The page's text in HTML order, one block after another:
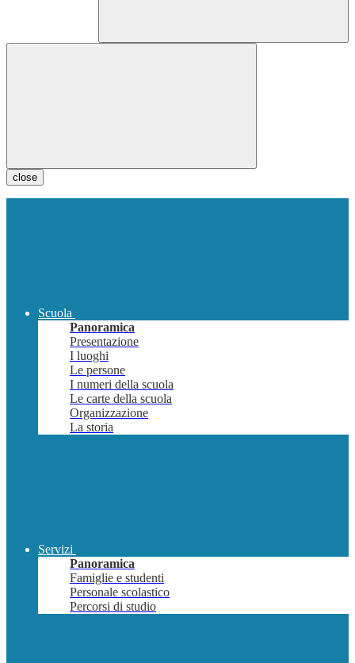
close
Scuola
Panoramica
Presentazione
I luoghi
Le persone
I numeri della scuola
Le carte della scuola
Organizzazione
La storia
Servizi
Panoramica
Famiglie e studenti
Personale scolastico
Percorsi di studio